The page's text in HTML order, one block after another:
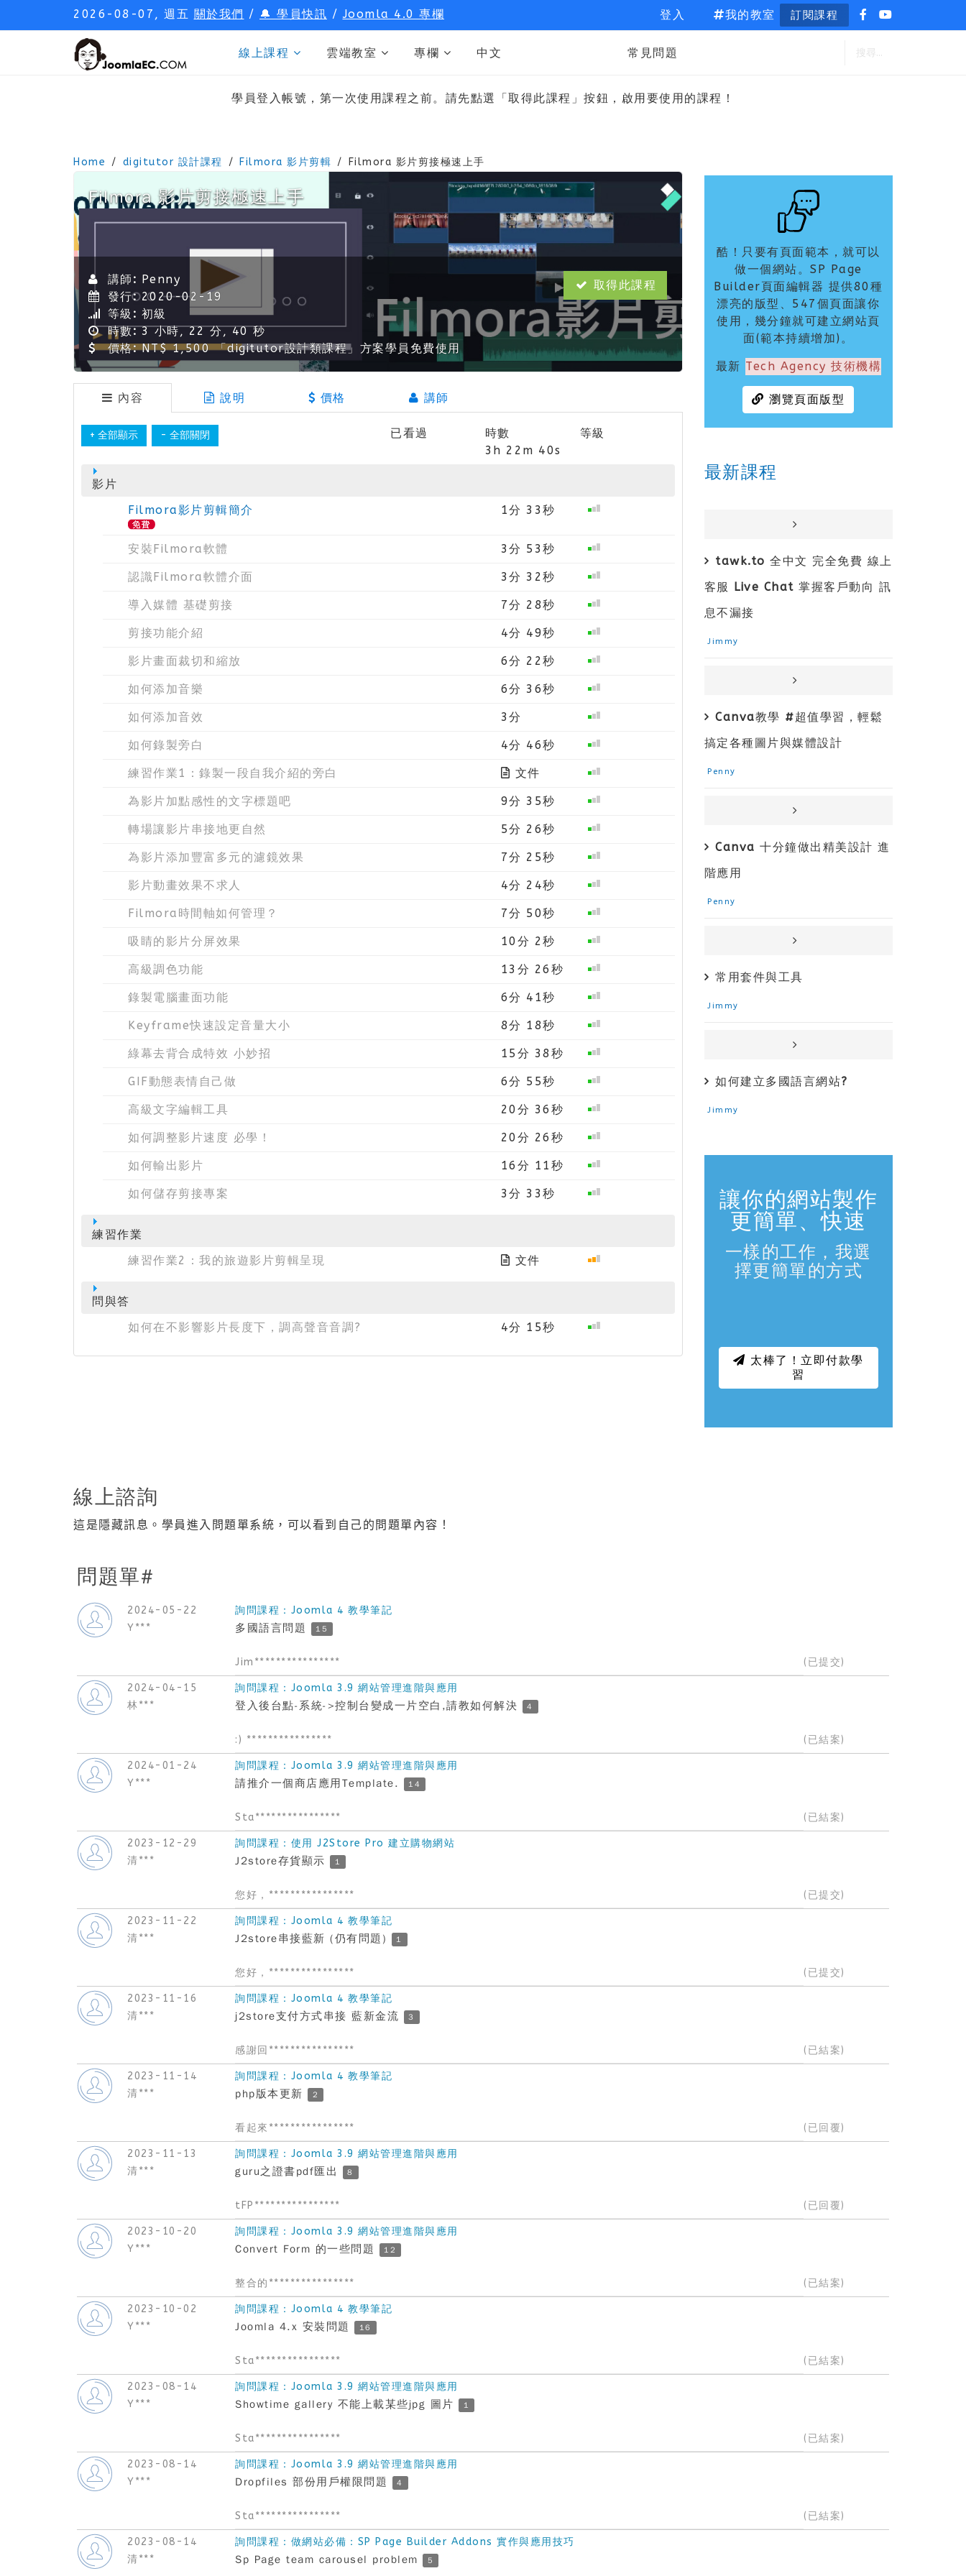
2026-08-07, 週五 關於我們 / 🔔 學員快訊 /Joomla 4.0 專欄 登入 我的教室 訂閱課程
線上課程 雲端教室 專欄 中文 常見問題
學員登入帳號，第一次使用課程之前。請先點選「取得此課程」按鈕，啟用要使用的課程！
Home digitutor 設計課程 Filmora 影片剪輯 Filmora 影片剪接極速上手
Filmora 影片剪接極速上手
講師: Penny
發行:2020-02-19
等級: 初級
時數: 3 小時, 22 分, 40 秒
價格:NT$ 1,500 「digitutor設計類課程」方案學員免費使用
取得此課程
內容 說明 價格 講師
已看過
時數
3h 22m 40s
等級
影片
Filmora影片剪輯簡介
1分 33秒
安裝Filmora軟體 3分 53秒
認識Filmora軟體介面 3分 32秒
導入媒體 基礎剪接 7分 28秒
剪接功能介紹 4分 49秒
影片畫面裁切和縮放 6分 22秒
如何添加音樂 6分 36秒
如何添加音效 3分
如何錄製旁白 4分 46秒
練習作業1：錄製一段自我介紹的旁白 文件
為影片加點感性的文字標題吧 9分 35秒
轉場讓影片串接地更自然 5分 26秒
為影片添加豐富多元的濾鏡效果 7分 25秒
影片動畫效果不求人 4分 24秒
Filmora時間軸如何管理？ 7分 50秒
吸睛的影片分屏效果 10分 2秒
高級調色功能 13分 26秒
錄製電腦畫面功能 6分 41秒
Keyframe快速設定音量大小 8分 18秒
綠幕去背合成特效 小妙招 15分 38秒
GIF動態表情自己做 6分 55秒
高級文字編輯工具 20分 36秒
如何調整影片速度 必學！ 20分 26秒
如何輸出影片 16分 11秒
如何儲存剪接專案 3分 33秒
練習作業
練習作業2：我的旅遊影片剪輯呈現
文件
問與答
如何在不影響影片長度下，調高聲音音調?
4分 15秒
酷！只要有頁面範本，就可以
做一個網站。SP Page
Builder頁面編輯器 提供80種
漂亮的版型、547個頁面讓你
使用，幾分鐘就可建立網站頁
面(範本持續增加)。
最新 Tech Agency 技術機構
瀏覽頁面版型
最新課程
tawk.to 全中文 完全免費 線上
客服 Live Chat 掌握客戶動向 訊
息不漏接
Jimmy
Canva教學 #超值學習，輕鬆
搞定各種圖片與媒體設計
Penny
Canva 十分鐘做出精美設計 進
階應用
Penny
常用套件與工具
Jimmy
如何建立多國語言網站?
Jimmy
讓你的網站製作
更簡單、快速
一樣的工作，我選
擇更簡單的方式
太棒了！立即付款學
習
線上諮詢
這是隱藏訊息。學員進入問題單系統，可以看到自己的問題單內容！
問題單#
2024-05-22
Y***
詢問課程：Joomla 4 教學筆記
多國語言問題 15
Jim**************** (已提交)
2024-04-15
林***
詢問課程：Joomla 3.9 網站管理進階與應用
登入後台點-系統->控制台變成一片空白,請教如何解決 4
:) **************** (已結案)
2024-01-24
Y***
詢問課程：Joomla 3.9 網站管理進階與應用
請推介一個商店應用Template. 14
Sta**************** (已結案)
2023-12-29
清***
詢問課程：使用 J2Store Pro 建立購物網站
J2store存貨顯示 1
您好，**************** (已提交)
2023-11-22
清***
詢問課程：Joomla 4 教學筆記
J2store串接藍新 (仍有問題) 1
您好，**************** (已提交)
2023-11-16
清***
詢問課程：Joomla 4 教學筆記
j2store支付方式串接 藍新金流 3
感謝回**************** (已結案)
2023-11-14
清***
詢問課程：Joomla 4 教學筆記
php版本更新 2
看起來**************** (已回覆)
2023-11-13
清***
詢問課程：Joomla 3.9 網站管理進階與應用
guru之證書pdf匯出 8
tFP**************** (已回覆)
2023-10-20
Y***
詢問課程：Joomla 3.9 網站管理進階與應用
Convert Form 的一些問題 12
整合的**************** (已結案)
2023-10-02
Y***
詢問課程：Joomla 4 教學筆記
Joomla 4.x 安裝問題 16
Sta**************** (已結案)
2023-08-14
Y***
詢問課程：Joomla 3.9 網站管理進階與應用
Showtime gallery 不能上載某些jpg 圖片 1
Sta**************** (已結案)
2023-08-14
Y***
詢問課程：Joomla 3.9 網站管理進階與應用
Dropfiles 部份用戶權限問題 4
Sta**************** (已結案)
2023-08-14
清***
詢問課程：做網站必備：SP Page Builder Addons 實作與應用技巧
Sp Page team carousel problem 5